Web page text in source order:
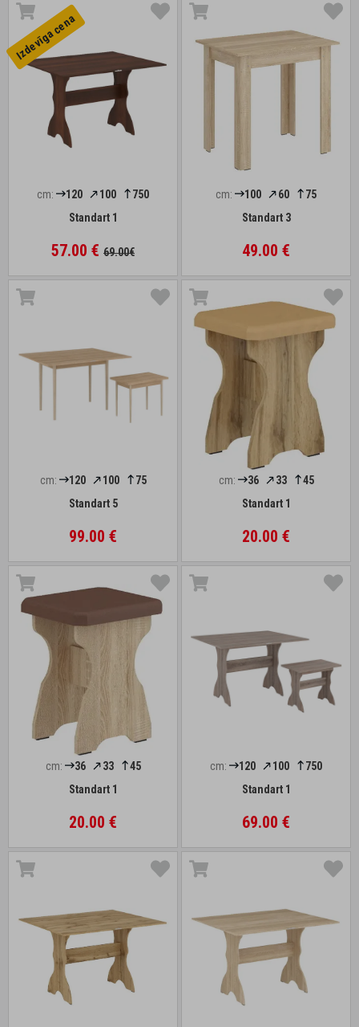
Izdevīga cena
cm: 120 100
750
Standart 1
57.00 € 69.00€
cm: 100 60
75
Standart 3
49.00 €
cm: 120 100
75
Standart 5
99.00 €
cm: 36 33
45
Standart 1
20.00 €
cm: 36 33
45
Standart 1
20.00 €
cm: 120 100
750
Standart 1
69.00 €